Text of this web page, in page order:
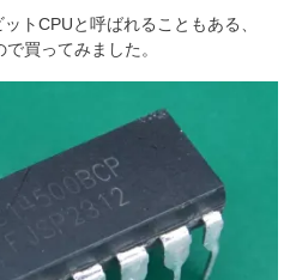
トCPUと呼ばれることもある、
買ってみました。